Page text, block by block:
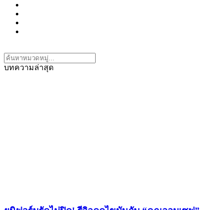
บทความล่าสุด